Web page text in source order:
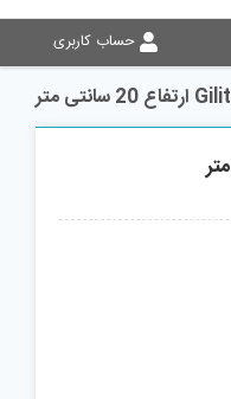
حساب کاربری